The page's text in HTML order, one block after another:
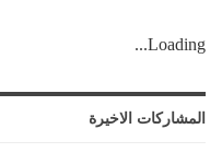
Loading...
المشاركات الاخيرة